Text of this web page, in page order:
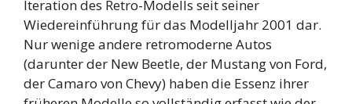
Iteration des Retro-Modells seit seiner
Wiedereinführung für das Modelljahr 2001 dar.
Nur wenige andere retromoderne Autos
(darunter der New Beetle, der Mustang von Ford,
der Camaro von Chevy) haben die Essenz ihrer